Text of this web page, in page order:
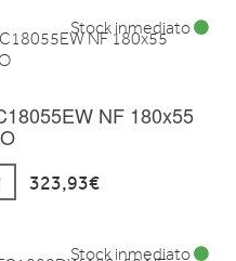
NF 180x55
323,93€
Stock inmediato
Stock inmediato